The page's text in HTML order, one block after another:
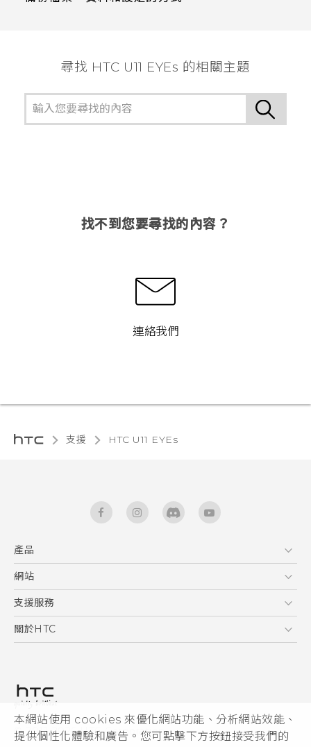
本網站使用 cookies 來優化網站功能、分析網站效能、
提供個性化體驗和廣告。您可點擊下方按鈕接受我們的
尋找 HTC U11 EYEs 的相關主題
找不到您要尋找的內容？
連絡我們
支援 HTC U11 EYEs‎
產品
5G
智能手機
區塊鍊手機
網站
HTC Dev
HTC Research
支援服務
服務中心
關於HTC
私隱政策
產品安全
加入HTC
© 2011-2026 HTC Corporation